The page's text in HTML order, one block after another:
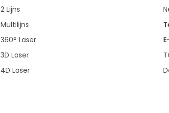
2 Lijns
Multilijns
360° Laser
3D Laser
4D Laser